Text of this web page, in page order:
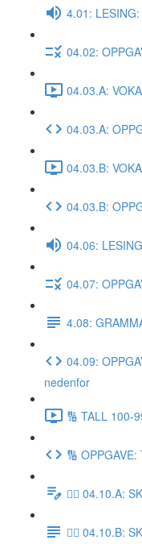
4.01:
04.02:
04.03.A:
04.03.A:
04.03.B:
04.03.B:
04.06:
04.07:
4.08:
04.09:
nedenfor
🔢 TALL 100-
🔢
✍🏼 04.10.A:
✍🏼 04.10.B: